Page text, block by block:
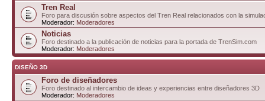
Tren Real
Foro para discusión sobre aspectos del Tren Real relacionados con la
Moderador: Moderadores
Noticias
Foro destinado a la publicación de noticias para la portada de TrenSim.com
Moderador: Moderadores
DISEÑO 3D
Foro de diseñadores
Foro destinado al intercambio de ideas y experiencias entre diseñadores 3D
Moderador: Moderadores